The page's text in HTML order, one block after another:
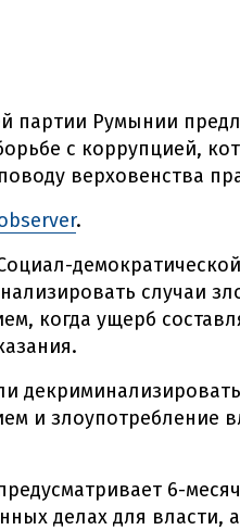
партии Румынии
с коррупцией,
верховенства
.
случаи
когда ущерб
и злоупотребление
6-
делах для власти,